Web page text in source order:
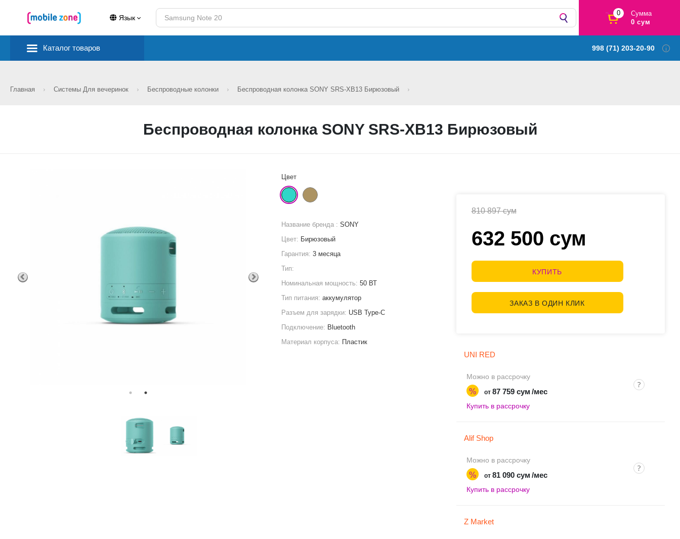
Язык
0
Сумма
0 сум
Каталог товаров 998 (71) 203-20-90
Главная Системы Для вечеринок Беспроводные колонки Беспроводная колонка SONY SRS-XB13 Бирюзовый
Беспроводная колонка SONY SRS-XB13 Бирюзовый
810 897 сум
632 500 сум
КУПИТЬ
ЗАКАЗ В ОДИН КЛИК
UNI RED
Можно в рассрочку
% от 87 759 сум /мес
Купить в рассрочку
Alif Shop
Можно в рассрочку
% от 81 090 сум /мес
Купить в рассрочку
Z Market
Цвет
Название бренда :SONY
Цвет: Бирюзовый
Гарантия:3 месяца
Тип:
Номинальная мощность:50 ВТ
Тип питания:аккумулятор
Разъем для зарядки: USB Type-C
Подключение: Bluetooth
Материал корпуса: Пластик